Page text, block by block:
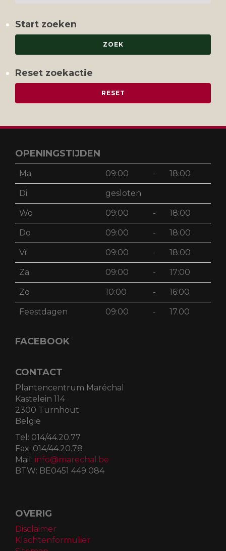
Start zoeken
Reset zoekactie
OPENINGSTIJDEN
Ma 09:00 - 18:00
Di gesloten
Wo 09:00 - 18:00
Do 09:00 - 18:00
Vr 09:00 - 18:00
Za 09:00 - 17:00
Zo 10:00 - 16:00
Feestdagen 09:00 - 17.00
FACEBOOK
CONTACT
Plantencentrum Maréchal
Kastelein 114
2300 Turnhout
België
Tel: 014/44.20.77
Fax: 014/44.20.78
Mail: info@marechal.be
BTW: BE0451 449 084
OVERIG
Disclaimer
Klachtenformulier